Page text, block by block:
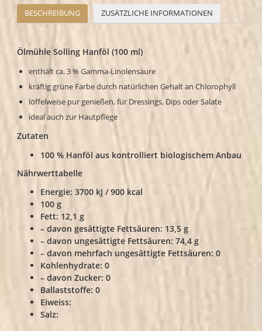
BESCHREIBUNG ZUSÄTZLICHE INFORMATIONEN
Ölmühle Solling Hanföl (100 ml)
enthält ca. 3 % Gamma-Linolensäure
kräftig grüne Farbe durch natürlichen Gehalt an Chlorophyll
löffelweise pur genießen, für Dressings, Dips oder Salate
ideal auch zur Hautpflege
Zutaten
100 % Hanföl aus kontrolliert biologischem Anbau
Nährwerttabelle
Energie: 3700 kJ / 900 kcal
100 g
Fett: 12,1 g
– davon gesättigte Fettsäuren: 13,5 g
– davon ungesättigte Fettsäuren: 74,4 g
– davon mehrfach ungesättigte Fettsäuren: 0
Kohlenhydrate: 0
– davon Zucker: 0
Ballaststoffe: 0
Eiweiss:
Salz: